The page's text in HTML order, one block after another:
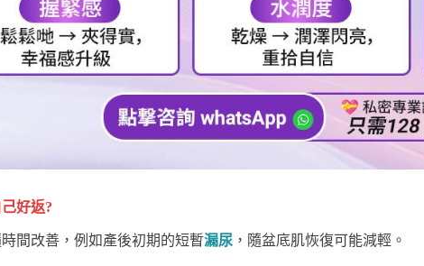
好返?
間改善，例如產後初期的短暫漏尿，隨盆底肌恢復可能減輕。